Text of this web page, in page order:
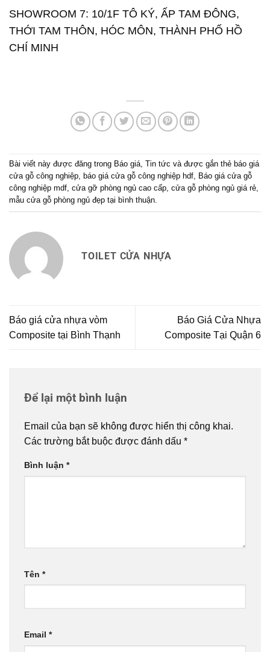
SHOWROOM 7: 10/1F TÔ KÝ, ẤP TAM ĐÔNG,
THỚI TAM THÔN, HÓC MÔN, THÀNH PHỐ HỒ
CHÍ MINH
Bài viết này được đăng trong Báo giá, Tin tức và được gắn thẻ báo giá
cửa gỗ công nghiệp, báo giá cửa gỗ công nghiệp hdf, Báo giá cửa gỗ
công nghiệp mdf, cửa gỡ phòng ngủ cao cấp, cửa gỗ phòng ngủ giá rẻ,
mẫu cửa gỗ phòng ngủ đẹp tại bình thuận.
TOILET CỬA NHỰA
Báo giá cửa nhựa vòm
Composite tại Bình Thạnh
Báo Giá Cửa Nhựa
Composite Tại Quận 6
Để lại một bình luận
Email của bạn sẽ không được hiển thị công khai.
Các trường bắt buộc được đánh dấu *
Bình luận *
Tên *
Email *